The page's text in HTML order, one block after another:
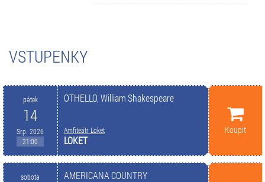
VSTUPENKY
pátek
14
Srp. 2026
21:00
OTHELLO, William Shakespeare
Amfiteátr Loket
LOKET
Koupit
sobota AMERICANA COUNTRY